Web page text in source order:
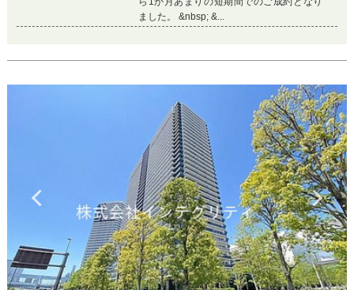
ました。 &nbsp; &...
Previous